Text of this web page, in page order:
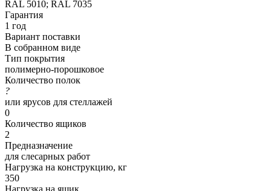
RAL 5010; RAL 7035
Гарантия
1 год
Вариант поставки
В собранном виде
Тип покрытия
полимерно-порошковое
Количество полок
?
или ярусов для стеллажей
0
Количество ящиков
2
Предназначение
для слесарных работ
Нагрузка на конструкцию, кг
350
Нагрузка на ящик